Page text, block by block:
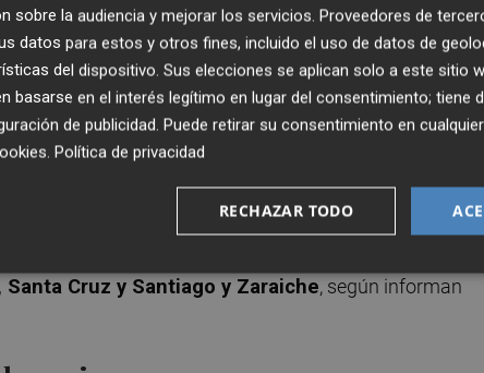
y Plazas de Abastos, el Consistorio ha autorizado
el objetivo de garantizar tanto la actividad
que prestan a los vecinos de los distintos
habitual durante esta jornada festiva serán los de
Cruz y Santiago y Zaraiche, según informan
sobre la audiencia y mejorar los servicios. Proveedores de
datos para estos y otros fines, incluido el uso de datos de
del dispositivo. Sus elecciones se aplican solo a este sitio
basarse en el interés legítimo en lugar del consentimiento; tiene
de publicidad. Puede retirar su consentimiento en
. Política de privacidad
RECHAZAR TODO